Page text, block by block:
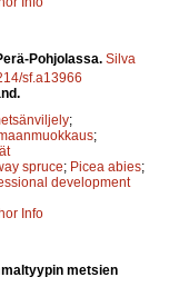
Pohjolassa. Silva
sf.a13966
;
;
spruce; Picea abies;
development
Info
metsien